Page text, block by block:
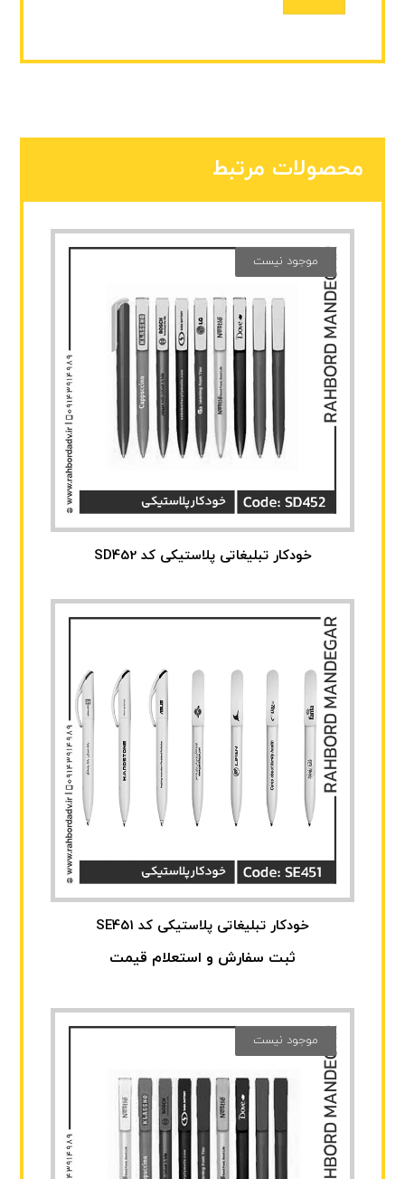
محصولات مرتبط
خودکار تبلیغاتی پلاستیکی کد SD452
موجود نیست
خودکار تبلیغاتی پلاستیکی کد SE451
ثبت سفارش و استعلام قیمت
موجود نیست